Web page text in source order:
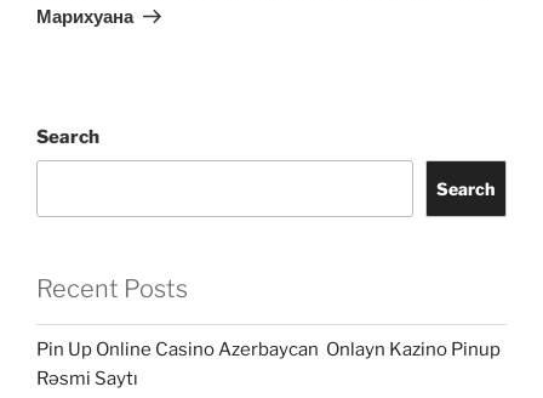
Марихуана
Search
Search
Recent Posts
Pin Up Online Casino Azerbaycan ️ Onlayn Kazino Pinup
Rəsmi Saytı